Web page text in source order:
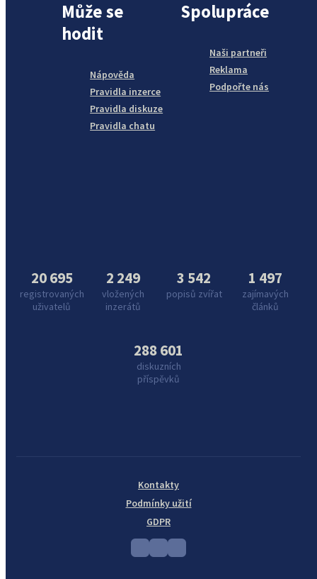
Může se
hodit
Nápověda
Pravidla inzerce
Pravidla diskuze
Pravidla chatu
Spolupráce
Naši partneři
Reklama
Podpořte nás
20 695
registrovaných
uživatelů
2 249
vložených
inzerátů
3 542
popisů zvířat
1 497
zajímavých
článků
288 601
diskuzních
příspěvků
Kontakty
Podmínky užití
GDPR